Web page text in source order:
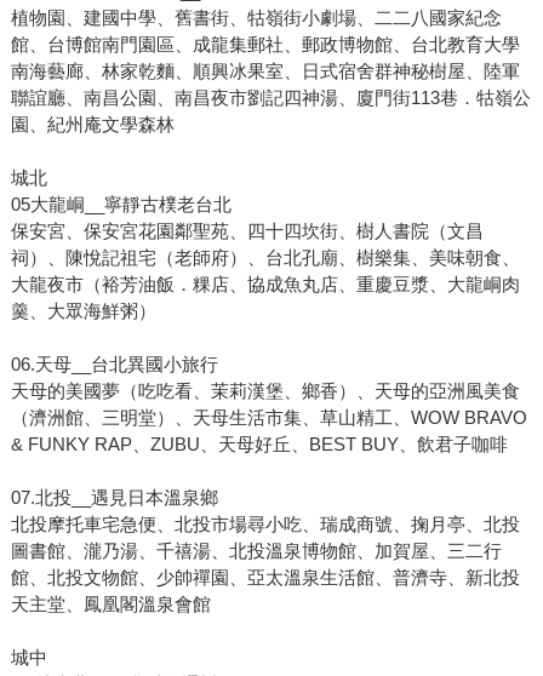
植物園、建國中學、舊書街、牯嶺街小劇場、二二八國家紀念
館、台博館南門園區、成龍集郵社、郵政博物館、台北教育大學
南海藝廊、林家乾麵、順興冰果室、日式宿舍群神秘樹屋、陸軍
聯誼廳、南昌公園、南昌夜市劉記四神湯、廈門街113巷．牯嶺公
園、紀州庵文學森林
城北
05大龍峒__寧靜古樸老台北
保安宮、保安宮花園鄰聖苑、四十四坎街、樹人書院（文昌
祠）、陳悅記祖宅（老師府）、台北孔廟、樹樂集、美味朝食、
大龍夜市（裕芳油飯．粿店、協成魚丸店、重慶豆漿、大龍峒肉
羹、大眾海鮮粥）
06.天母__台北異國小旅行
天母的美國夢（吃吃看、茉莉漢堡、鄉香）、天母的亞洲風美食
（濟洲館、三明堂）、天母生活市集、草山精工、WOW BRAVO
& FUNKY RAP、ZUBU、天母好丘、BEST BUY、飲君子咖啡
07.北投__遇見日本溫泉鄉
北投摩托車宅急便、北投市場尋小吃、瑞成商號、掬月亭、北投
圖書館、瀧乃湯、千禧湯、北投溫泉博物館、加賀屋、三二行
館、北投文物館、少帥禪園、亞太溫泉生活館、普濟寺、新北投
天主堂、鳳凰閣溫泉會館
城中